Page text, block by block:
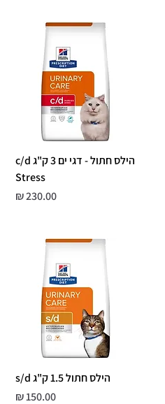
הילס חתול - דגי ים 3 ק"ג c/d
Stress
מחיר
הילס חתול 1.5 ק"ג s/d
מחיר